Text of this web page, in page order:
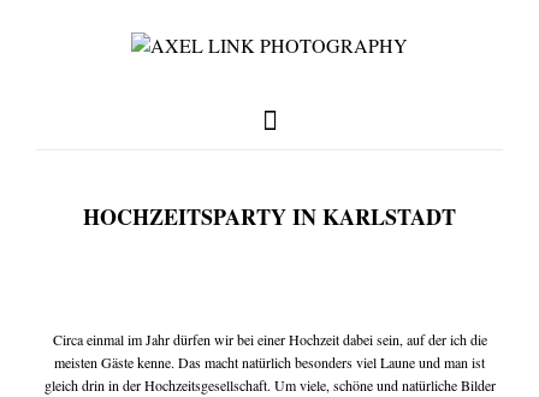
full weddings & news
HOCHZEITSPARTY IN KARLSTADT
Circa einmal im Jahr dürfen wir bei einer Hochzeit dabei sein, auf der ich die
meisten Gäste kenne. Das macht natürlich besonders viel Laune und man ist
gleich drin in der Hochzeitsgesellschaft. Um viele, schöne und natürliche Bilder